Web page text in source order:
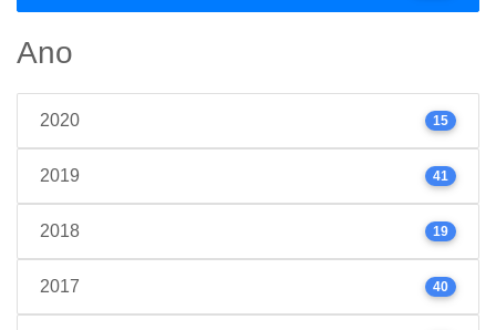
Ano
2020 15
2019 41
2018 19
2017 40